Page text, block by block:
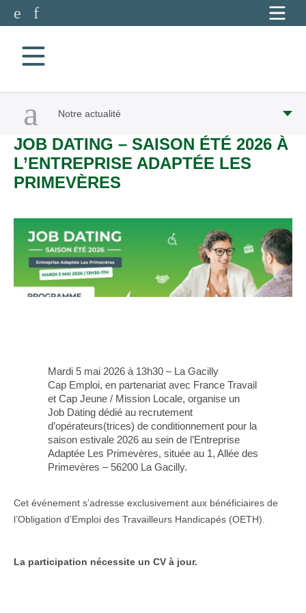
Aller à la navigation
Accéder à notre page Facebook
Notre actualité
JOB DATING – SAISON ÉTÉ 2026 À
L’ENTREPRISE ADAPTÉE LES
PRIMEVÈRES
Mardi 5 mai 2026 à 13h30 – La Gacilly
Cap Emploi, en partenariat avec France
Travail et Cap Jeune / Mission Locale,
organise un Job Dating dédié au
recrutement d’opérateurs(trices) de
conditionnement pour la saison estivale
2026 au sein de l’Entreprise Adaptée Les
Primevères, située au 1, Allée des
Cet événement s’adresse exclusivement aux bénéficiaires de